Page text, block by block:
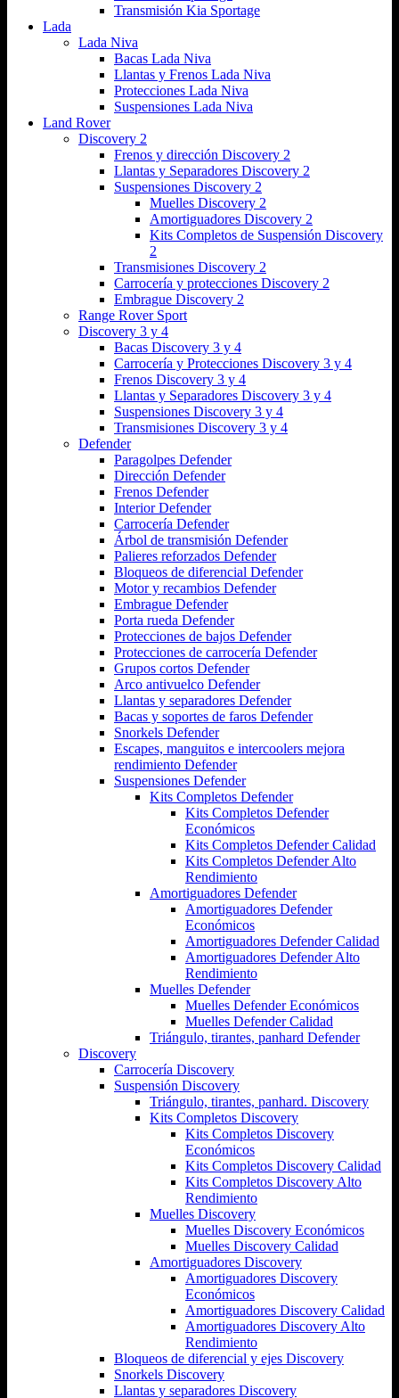
Transmisión Kia Sportage
Lada
Lada Niva
Bacas Lada Niva
Llantas y Frenos Lada Niva
Protecciones Lada Niva
Suspensiones Lada Niva
Land Rover
Discovery 2
Frenos y dirección Discovery 2
Llantas y Separadores Discovery 2
Suspensiones Discovery 2
Muelles Discovery 2
Amortiguadores Discovery 2
Kits Completos de Suspensión Discovery
2
Transmisiones Discovery 2
Carrocería y protecciones Discovery 2
Embrague Discovery 2
Range Rover Sport
Discovery 3 y 4
Bacas Discovery 3 y 4
Carrocería y Protecciones Discovery 3 y 4
Frenos Discovery 3 y 4
Llantas y Separadores Discovery 3 y 4
Suspensiones Discovery 3 y 4
Transmisiones Discovery 3 y 4
Defender
Paragolpes Defender
Dirección Defender
Frenos Defender
Interior Defender
Carrocería Defender
Árbol de transmisión Defender
Palieres reforzados Defender
Bloqueos de diferencial Defender
Motor y recambios Defender
Embrague Defender
Porta rueda Defender
Protecciones de bajos Defender
Protecciones de carrocería Defender
Grupos cortos Defender
Arco antivuelco Defender
Llantas y separadores Defender
Bacas y soportes de faros Defender
Snorkels Defender
Escapes, manguitos e intercoolers mejora
rendimiento Defender
Suspensiones Defender
Kits Completos Defender
Kits Completos Defender
Económicos
Kits Completos Defender Calidad
Kits Completos Defender Alto
Rendimiento
Amortiguadores Defender
Amortiguadores Defender
Económicos
Amortiguadores Defender Calidad
Amortiguadores Defender Alto
Rendimiento
Muelles Defender
Muelles Defender Económicos
Muelles Defender Calidad
Triángulo, tirantes, panhard Defender
Discovery
Carrocería Discovery
Suspensión Discovery
Triángulo, tirantes, panhard. Discovery
Kits Completos Discovery
Kits Completos Discovery
Económicos
Kits Completos Discovery Calidad
Kits Completos Discovery Alto
Rendimiento
Muelles Discovery
Muelles Discovery Económicos
Muelles Discovery Calidad
Amortiguadores Discovery
Amortiguadores Discovery
Económicos
Amortiguadores Discovery Calidad
Amortiguadores Discovery Alto
Rendimiento
Bloqueos de diferencial y ejes Discovery
Snorkels Discovery
Llantas y separadores Discovery